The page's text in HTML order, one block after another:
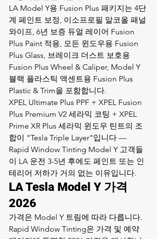
LA Model Y용 Fusion Plus 패키지는 4단
계 페인트 보정, 이소프로필 알코올 패널
와이프, 6년 보증 듀얼 레이어 Fusion
Plus Paint 적용, 모든 윈도우용 Fusion
Plus Glass, 브레이크 더스트 보호용
Fusion Plus Wheel & Caliper, Model Y
블랙 플라스틱 액센트용 Fusion Plus
Plastic & Trim을 포함합니다.
XPEL Ultimate Plus PPF + XPEL Fusion
Plus Premium V2 세라믹 코팅 + XPEL
Prime XR Plus 세라믹 윈도우 틴트의 조
합이 "Tesla Triple Layer"입니다 —
Rapid Window Tinting Model Y 고객들
이 LA 운전 3-5년 후에도 페인트 또는 인
테리어 저하가 거의 없는 이유입니다.
LA Tesla Model Y 가격
2026
가격은 Model Y 트림에 따라 다릅니다.
Rapid Window Tinting은 가격 및 예약